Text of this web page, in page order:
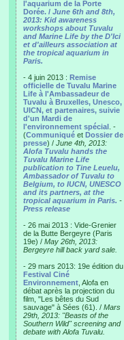
l'aquarium de la Porte
Dorée. / June 6th and 8th,
2013: Kid awareness
workshops about Tuvalu
and Marine Life by the D'Ici
et d'ailleurs association at
the tropical aquarium in
Paris.
- 4 juin 2013 : Remise
officielle de Tuvalu Marine
Life à l'Ambassadeur de
Tuvalu à Bruxelles, Unesco,
UICN, et partenaires, suivie
d'un Mardi de
l'environnement spécial . -
(Communiqué et Dossier de
presse) / June 4th, 2013:
Alofa Tuvalu hands the
Tuvalu Marine Life
publication to Tine Leuelu,
Ambassador of Tuvalu to
Belgium, to IUCN, UNESCO
and its partners, at the
tropical aquarium in Paris. -
Press release
- 26 mai 2013 : Vide-Grenier
de la Butte Bergeyre (Paris
19e) / May 26th, 2013:
Bergeyre hill back yard sale.
- 29 mars 2013: 19e édition du
Festival Ciné
Environnement , Alofa en
débat après la projection du
film, "Les bêtes du Sud
sauvage" à Sées (61). / Mars
29th, 2013: "Beasts of the
Southern Wild" screening and
debate with Alofa Tuvalu.